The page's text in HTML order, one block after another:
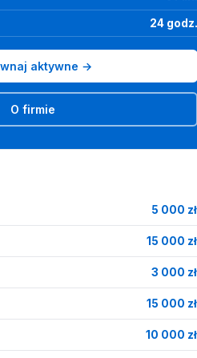
24 godz.
aktywne →
O firmie
5 000 zł
15 000 zł
3 000 zł
15 000 zł
10 000 zł